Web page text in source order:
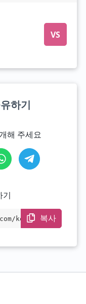
VS
하기
해 주세요
기
ko/cpu/in
복사